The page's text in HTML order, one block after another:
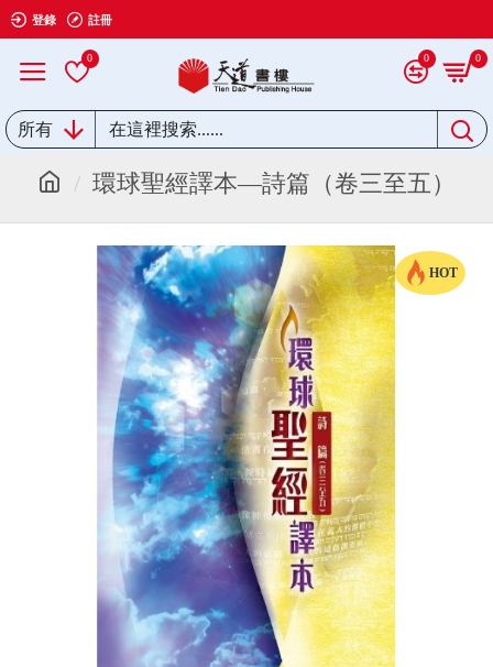
登錄 註冊
0 0 0
所有
環球聖經譯本—詩篇（卷三至五）
HOT